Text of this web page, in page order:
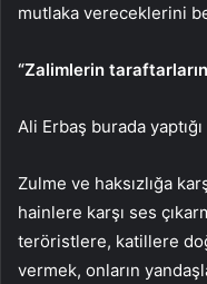
mutlaka vereceklerini
“Zalimlerin
Ali Erbaş burada
Zulme ve haksızlığa
hainlere karşı ses
teröristlere, katillere
vermek, onların